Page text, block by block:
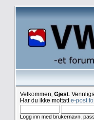
Velkommen, Gjest .
Har du ikke mottatte-post
Logg inn med brukernavn,